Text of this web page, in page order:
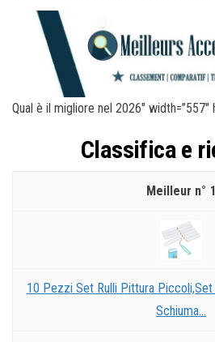
Qual è il migliore nel 2026″ width=”557″
Classifica e
1
10 Pezzi Set Rulli Pittura Piccoli,Set
Schiuma...